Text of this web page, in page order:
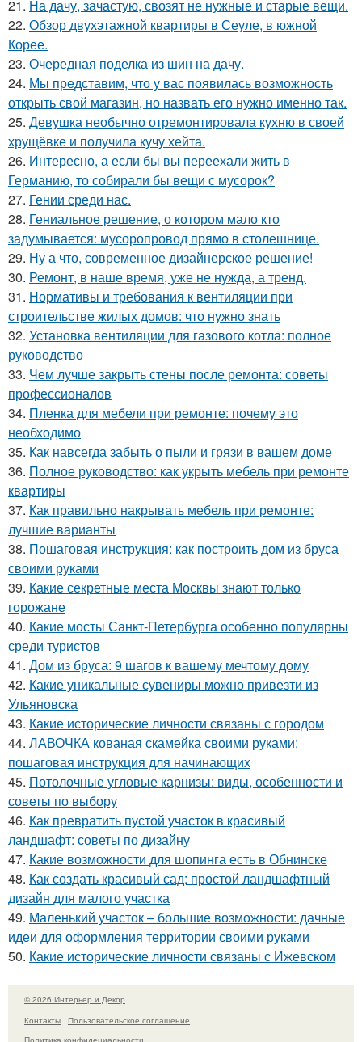
21. На дачу, зачастую, свозят не нужные и старые вещи.
22. Обзор двухэтажной квартиры в Сеуле, в южной
Корее.
23. Очередная поделка из шин на дачу.
24. Мы представим, что у вас появилась возможность
открыть свой магазин, но назвать его нужно именно так.
25. Девушка необычно отремонтировала кухню в своей
хрущёвке и получила кучу хейта.
26. Интересно, а если бы вы переехали жить в
Германию, то собирали бы вещи с мусорок?
27. Гении среди нас.
28. Гениальное решение, о котором мало кто
задумывается: мусоропровод прямо в столешнице.
29. Ну а что, современное дизайнерское решение!
30. Ремонт, в наше время, уже не нужда, а тренд.
31. Нормативы и требования к вентиляции при
строительстве жилых домов: что нужно знать
32. Установка вентиляции для газового котла: полное
руководство
33. Чем лучше закрыть стены после ремонта: советы
профессионалов
34. Пленка для мебели при ремонте: почему это
необходимо
35. Как навсегда забыть о пыли и грязи в вашем доме
36. Полное руководство: как укрыть мебель при ремонте
квартиры
37. Как правильно накрывать мебель при ремонте:
лучшие варианты
38. Пошаговая инструкция: как построить дом из бруса
своими руками
39. Какие секретные места Москвы знают только
горожане
40. Какие мосты Санкт-Петербурга особенно популярны
среди туристов
41. Дом из бруса: 9 шагов к вашему мечтому дому
42. Какие уникальные сувениры можно привезти из
Ульяновска
43. Какие исторические личности связаны с городом
44. ЛАВОЧКА кованая скамейка своими руками:
пошаговая инструкция для начинающих
45. Потолочные угловые карнизы: виды, особенности и
советы по выбору
46. Как превратить пустой участок в красивый
ландшафт: советы по дизайну
47. Какие возможности для шопинга есть в Обнинске
48. Как создать красивый сад: простой ландшафтный
дизайн для малого участка
49. Маленький участок – большие возможности: дачные
идеи для оформления территории своими руками
50. Какие исторические личности связаны с Ижевском
© 2026 Интерьер и Декор
Контакты
Пользовательское соглашение